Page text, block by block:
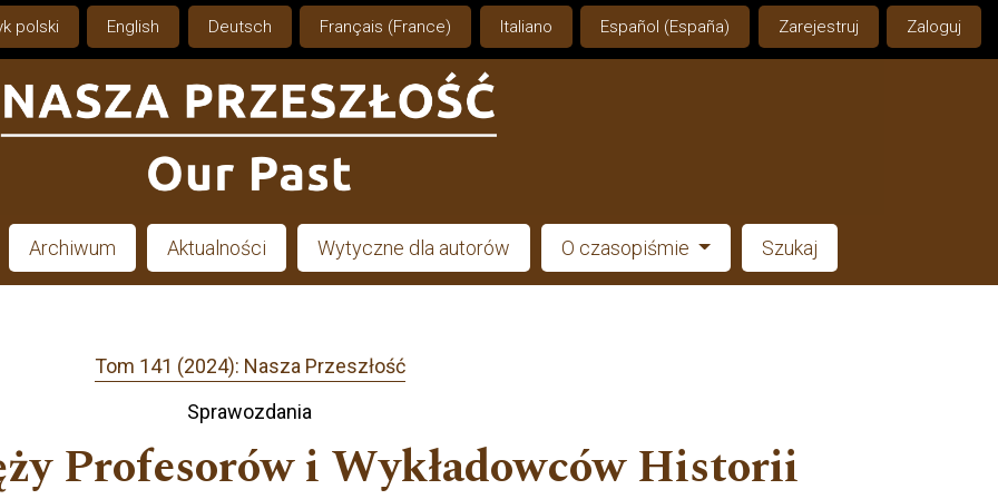
polski English Deutsch Français (France) Italiano Español (España) Zarejestruj Zaloguj
Archiwum Aktualności Wytyczne dla autorów O czasopiśmie Szukaj
Tom 141 (2024): Nasza Przeszłość
Sprawozdania
Profesorów i Wykładowców Historii